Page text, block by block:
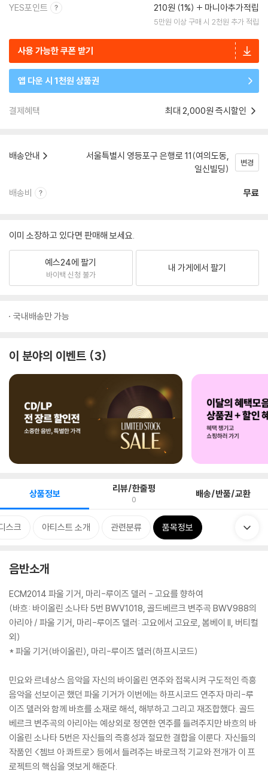
YES포인트 210원 (1%) 마니아추가적립
5만원 이상 구매 시 2천원 추가 적립
사용 가능한 쿠폰 받기
앱 다운 시 1천원 상품권
결제혜택 최대 2,000원 즉시할인
배송안내
서울특별시 영등포구 은행로 11(여의도동,
일신빌딩)
변경
배송비 무료
이미 소장하고 있다면 판매해 보세요.
예스24에 팔기
바이백 신청 불가
내 가게에서 팔기
국내배송만 가능
이 분야의 이벤트 3
상품정보 리뷰/한줄평
0 배송/반품/교환
스크 아티스트 소개 관련분류 품목정보
음반소개
ECM2014 파울 기거, 마리-루이즈 델러 - 고요를 향하여
(바흐: 바이올린 소나타 5번 BWV1018, 골드베르크 변주곡 BWV988의
아리아 / 파울 기거, 마리-루이즈 델러: 고요에서 고요로, 봄베이 II, 버티컬
외)
* 파울 기거(바이올린), 마리-루이즈 델러(하프시코드)
민요와 르네상스 음악을 자신의 바이올린 연주와 접목시켜 구도적인 즉흥
음악을 선보이곤 했던 파울 기거가 이번에는 하프시코드 연주자 마리-루
이즈 델러와 함께 바흐를 소재로 해석, 해부하고 그리고 재조합했다. 골드
베르크 변주곡의 아리아는 예상외로 정연한 연주를 들려주지만 바흐의 바
이올린 소나타 5번은 자신들의 즉흥성과 절묘한 결합을 이룬다. 자신들의
작품인 <쳄브 아 콰트로> 등에서 들려주는 바로크적 기교와 전개가 이 프
로젝트의 핵심을 엿보게 해준다.